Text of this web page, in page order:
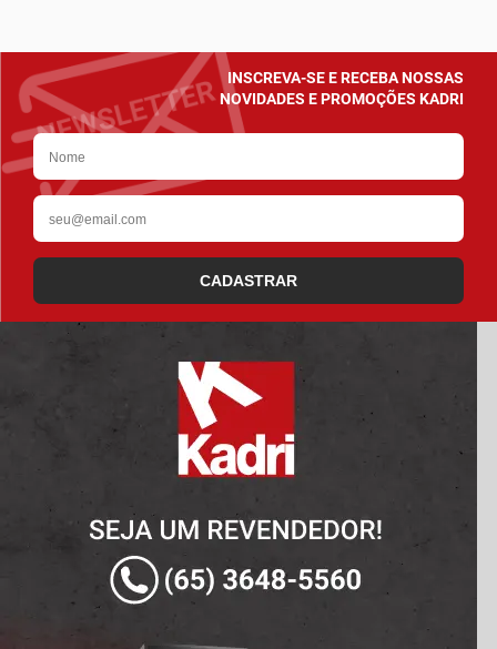
INSCREVA-SE E RECEBA NOSSAS
NOVIDADES E PROMOÇÕES KADRI
CADASTRAR